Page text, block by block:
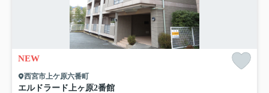
NEW
西宮市上ケ原六番町
エルドラード上ヶ原2番館